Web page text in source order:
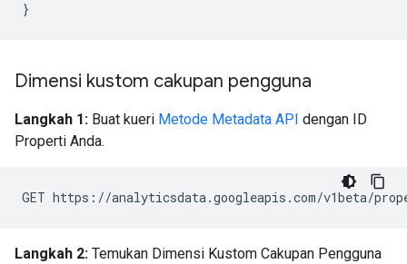
Dimensi kustom cakupan pengguna
Langkah 1: Buat kueri Metode Metadata API dengan ID
Properti Anda.
Langkah 2: Temukan Dimensi Kustom Cakupan Pengguna